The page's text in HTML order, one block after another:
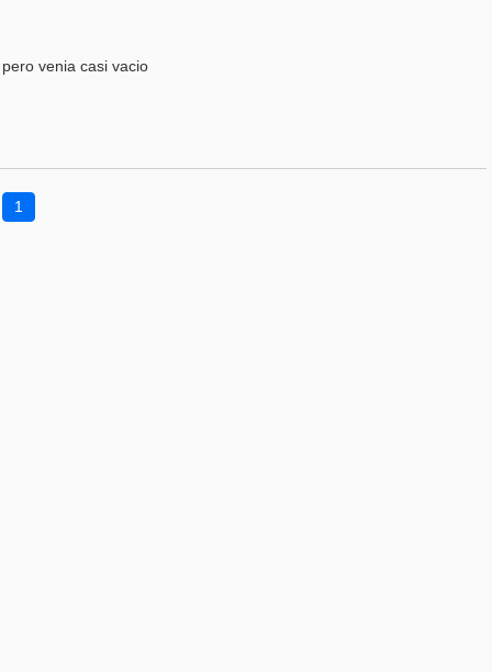
venia casi vacio
1